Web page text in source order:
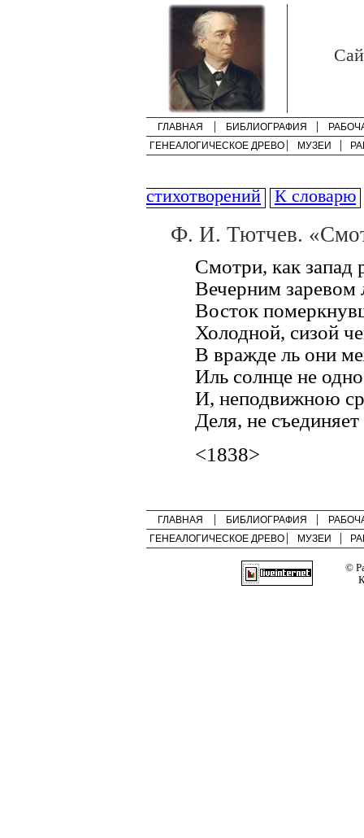
ГЛАВНАЯ БИБЛИОГРАФИЯ
ГЕНЕАЛОГИЧЕСКОЕ ДРЕВО
МУЗЕИ
стихотворений К словарю
Ф. И. Тютчев.
Смотри, как запад
Вечерним заревом
Восток
Холодной, сизой
В вражде ль они
Иль солнце не
И, неподвижною
Деля, не съединяет
<1838>
ГЛАВНАЯ БИБЛИОГРАФИЯ
ГЕНЕАЛОГИЧЕСКОЕ ДРЕВО
МУЗЕИ
©